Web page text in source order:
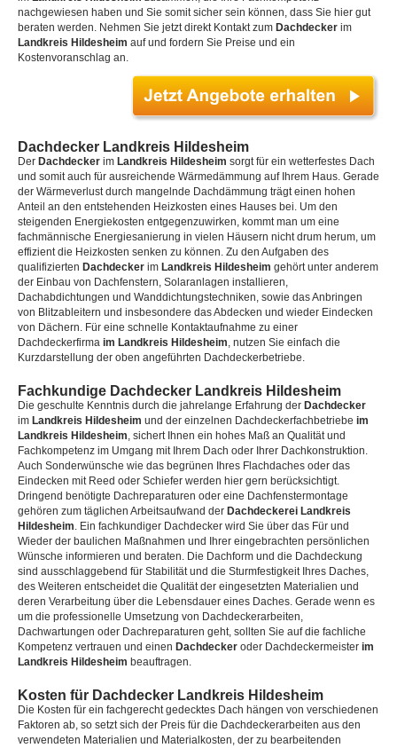
nachgewiesen haben und Sie somit sicher sein können, dass Sie hier gut
beraten werden. Nehmen Sie jetzt direkt Kontakt zum Dachdecker im
Landkreis Hildesheim auf und fordern Sie Preise und ein
Kostenvoranschlag an.
Dachdecker Landkreis Hildesheim
Der Dachdecker im Landkreis Hildesheim sorgt für ein wetterfestes Dach
und somit auch für ausreichende Wärmedämmung auf Ihrem Haus. Gerade
der Wärmeverlust durch mangelnde Dachdämmung trägt einen hohen
Anteil an den entstehenden Heizkosten eines Hauses bei. Um den
steigenden Energiekosten entgegenzuwirken, kommt man um eine
fachmännische Energiesanierung in vielen Häusern nicht drum herum, um
effizient die Heizkosten senken zu können. Zu den Aufgaben des
qualifizierten Dachdecker im Landkreis Hildesheim gehört unter anderem
der Einbau von Dachfenstern, Solaranlagen installieren,
Dachabdichtungen und Wanddichtungstechniken, sowie das Anbringen
von Blitzableitern und insbesondere das Abdecken und wieder Eindecken
von Dächern. Für eine schnelle Kontaktaufnahme zu einer
Dachdeckerfirma im Landkreis Hildesheim, nutzen Sie einfach die
Kurzdarstellung der oben angeführten Dachdeckerbetriebe.
Fachkundige Dachdecker Landkreis Hildesheim
Die geschulte Kenntnis durch die jahrelange Erfahrung der Dachdecker
im Landkreis Hildesheim und der einzelnen Dachdeckerfachbetriebe im
Landkreis Hildesheim, sichert Ihnen ein hohes Maß an Qualität und
Fachkompetenz im Umgang mit Ihrem Dach oder Ihrer Dachkonstruktion.
Auch Sonderwünsche wie das begrünen Ihres Flachdaches oder das
Eindecken mit Reed oder Schiefer werden hier gern berücksichtigt.
Dringend benötigte Dachreparaturen oder eine Dachfenstermontage
gehören zum täglichen Arbeitsaufwand der Dachdeckerei Landkreis
Hildesheim. Ein fachkundiger Dachdecker wird Sie über das Für und
Wieder der baulichen Maßnahmen und Ihrer eingebrachten persönlichen
Wünsche informieren und beraten. Die Dachform und die Dachdeckung
sind ausschlaggebend für Stabilität und die Sturmfestigkeit Ihres Daches,
des Weiteren entscheidet die Qualität der eingesetzten Materialien und
deren Verarbeitung über die Lebensdauer eines Daches. Gerade wenn es
um die professionelle Umsetzung von Dachdeckerarbeiten,
Dachwartungen oder Dachreparaturen geht, sollten Sie auf die fachliche
Kompetenz vertrauen und einen Dachdecker oder Dachdeckermeister im
Landkreis Hildesheim beauftragen.
Kosten für Dachdecker Landkreis Hildesheim
Die Kosten für ein fachgerecht gedecktes Dach hängen von verschiedenen
Faktoren ab, so setzt sich der Preis für die Dachdeckerarbeiten aus den
verwendeten Materialien und Materialkosten, der zu bearbeitenden